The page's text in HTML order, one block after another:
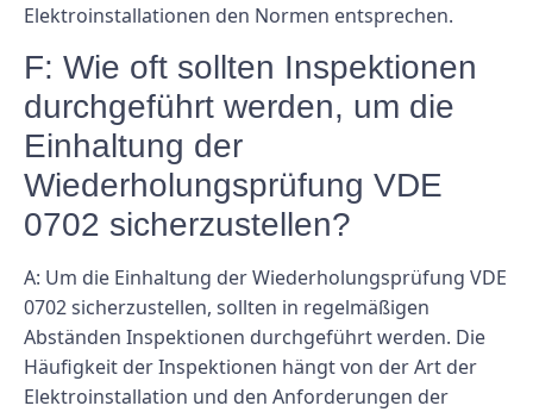
Elektroinstallationen den Normen entsprechen.
F: Wie oft sollten Inspektionen
durchgeführt werden, um die
Einhaltung der
Wiederholungsprüfung VDE
0702 sicherzustellen?
A: Um die Einhaltung der Wiederholungsprüfung VDE
0702 sicherzustellen, sollten in regelmäßigen
Abständen Inspektionen durchgeführt werden. Die
Häufigkeit der Inspektionen hängt von der Art der
Elektroinstallation und den Anforderungen der